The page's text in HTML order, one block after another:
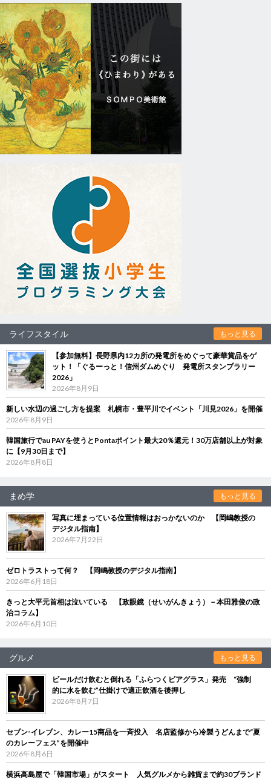
ライフスタイル もっと見る
【参加無料】長野県内12カ所の発電所をめぐって豪華賞品をゲ
ット！「ぐるーっと！信州ダムめぐり 発電所スタンプラリー
2026」
2026年8月9日
新しい水辺の過ごし方を提案 札幌市・豊平川でイベント「川見2026」を開催
2026年8月9日
韓国旅行でau PAYを使うとPontaポイント最大20％還元！30万店舗以上が対象
に【9月30日まで】
2026年8月8日
まめ学 もっと見る
写真に埋まっている位置情報はおっかないのか 【岡嶋教授の
デジタル指南】
2026年7月22日
ゼロトラストって何？ 【岡嶋教授のデジタル指南】
2026年6月18日
きっと大平元首相は泣いている 【政眼鏡（せいがんきょう）－本田雅俊の政
治コラム】
2026年6月10日
グルメ もっと見る
ビールだけ飲むと倒れる「ふらつくビアグラス」発売 “強制
的に水を飲む”仕掛けで適正飲酒を後押し
2026年8月7日
セブン‐イレブン、カレー15商品を一斉投入 名店監修から冷製うどんまで“夏
のカレーフェス”を開催中
2026年8月6日
横浜高島屋で「韓国市場」がスタート 人気グルメから雑貨まで約30ブランド